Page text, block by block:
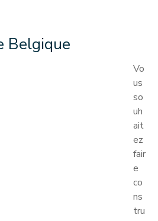
Belgique
Vo
us
so
uh
ait
ez
fair
e
co
ns
tru